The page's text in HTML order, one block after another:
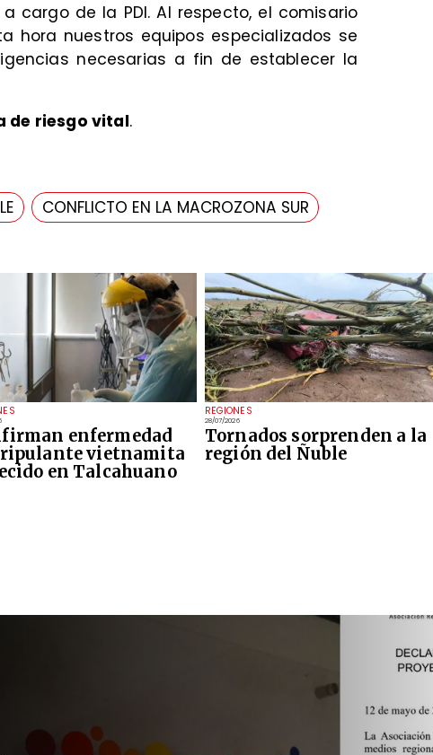
enfermedad
vietnamita
en Talcahuano
REGIONES
28/07/2026
Tornados sorprenden a la
región del Ñuble
cargo de la PDI. Al respecto, el comisario
hora nuestros equipos especializados se
necesarias a fin de establecer la
de riesgo vital.
CONFLICTO EN LA MACROZONA SUR